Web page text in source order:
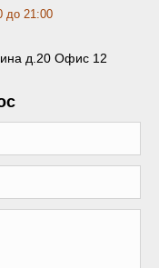
до 21:00
д.20 Офис 12